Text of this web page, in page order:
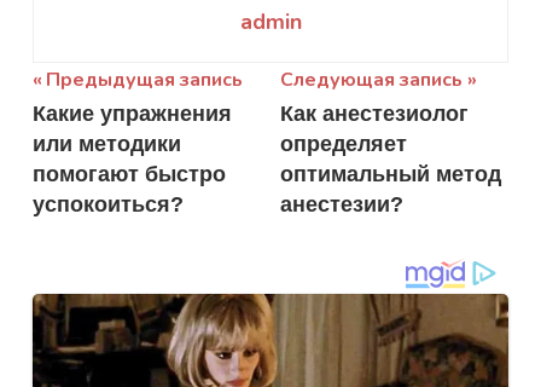
admin
Навигация
по
записям
Предыдущая запись
Какие упражнения
или методики
помогают быстро
успокоиться?
Следующая запись
Как анестезиолог
определяет
оптимальный метод
анестезии?